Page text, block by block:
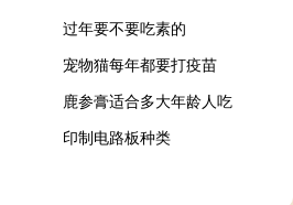
过年要不要吃素的
宠物猫每年都要打疫苗
鹿参膏适合多大年龄人吃
印制电路板种类